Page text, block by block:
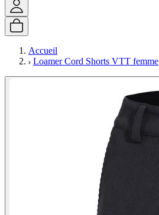
Accueil
Loamer Cord Shorts VTT femme